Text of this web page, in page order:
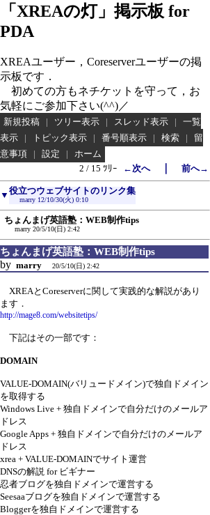
「XREAの灯」掲示板 for
PDA
XREAユーザー，Coreserverユーザーの掲
示板です．
初めての方もネチケットを守って，お
気軽にご参加下さい(^^)／
新規投稿 | ツリー表示 | スレッド表示 |
一覧
表示
| トピック表示 | 番号順表示 | 検索 |
留
意事項
| 設定 |
ホーム
2 / 15 ﾂﾘｰ
←次へ｜ 前へ→
▼ 役立つウェブサイトのリンク集
marry 12/10/30(火) 0:10
ちょんまげ英語塾：WEB制作tips
marry 20/5/10(日) 2:42
ちょんまげ英語塾：WEB制作tips
by marry 20/5/10(日) 2:42
XREAとCoreserverに関して実践的な解説があり
ます．
http://mage8.com/websitetips/
下記はその一部です：
DOMAIN
VALUE-DOMAIN(バリュードメイン)で独自ドメイン
を取得する
Windows Live + 独自ドメインで自分だけのメールア
ドレス
Google Apps + 独自ドメインで自分だけのメールア
ドレス
xrea + VALUE-DOMAINでサイト運営
DNSの解説 for ビギナー
忍者ブログを独自ドメインで運営する
Seesaaブログを独自ドメインで運営する
Bloggerを独自ドメインで運営する